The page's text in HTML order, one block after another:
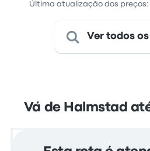
Última atualização dos preços:
Ver todos
Vá de Halmstad